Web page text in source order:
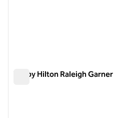
Tru by Hilton Raleigh Garner